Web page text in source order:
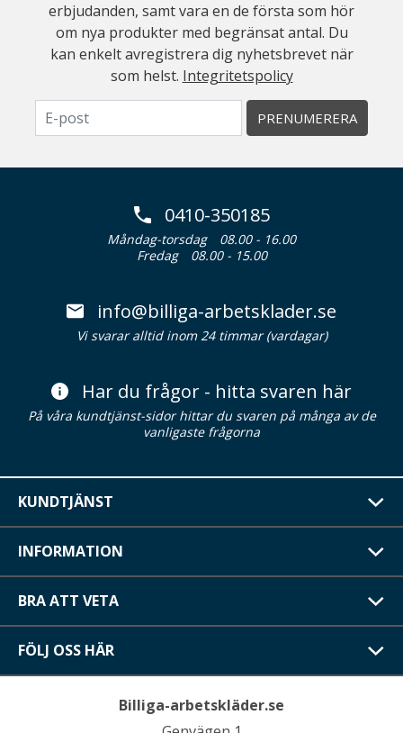
erbjudanden, samt vara en de första som hör
om nya produkter med begränsat antal. Du
kan enkelt avregistrera dig nyhetsbrevet när
som helst. Integritetspolicy
PRENUMERERA
0410-350185
Måndag-torsdag
08.00 - 16.00
Fredag
08.00 - 15.00
info@billiga-arbetsklader.se
Vi svarar alltid inom 24 timmar (vardagar)
Har du frågor - hitta svaren här
På våra kundtjänst-sidor hittar du svaren på många av de
vanligaste frågorna
KUNDTJÄNST
INFORMATION
BRA ATT VETA
FÖLJ OSS HÄR
Billiga-arbetskläder.se